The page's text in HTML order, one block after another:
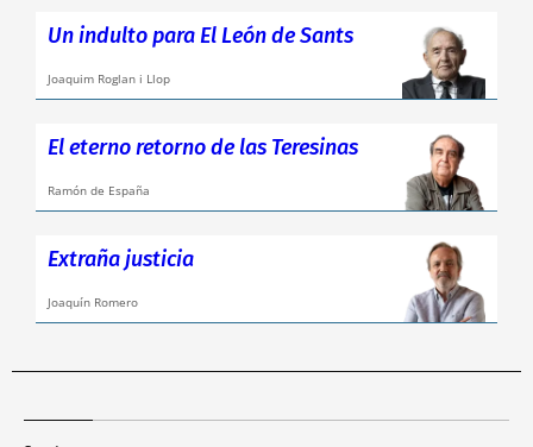
Un indulto para El León de Sants
Joaquim Roglan i Llop
El eterno retorno de las Teresinas
Ramón de España
Extraña justicia
Joaquín Romero